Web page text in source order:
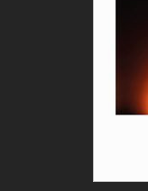
El mundo remite
celeste»). El
funcionamiento,
magdalena
magdalena del
El monólogo